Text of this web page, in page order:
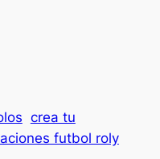
crea tu
futbol roly